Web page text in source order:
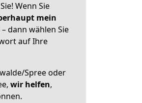
Wenn Sie
mein
dann wählen Sie
auf Ihre
Spree oder
wir helfen,